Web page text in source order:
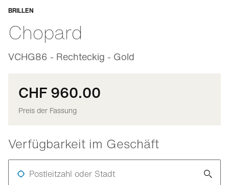
BRILLEN
Chopard
VCHG86 - Rechteckig - Gold
Anpassbar
CHF 960.00
Preis der Fassung
Verfügbarkeit im Geschäft
Postleitzahl oder Stadt